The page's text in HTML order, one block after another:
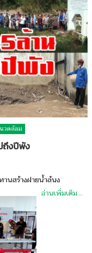
วดล้อม
ถึงปีพัง
นสร้างฝายน้ำล้นง
อ่านเพิ่มเติม…